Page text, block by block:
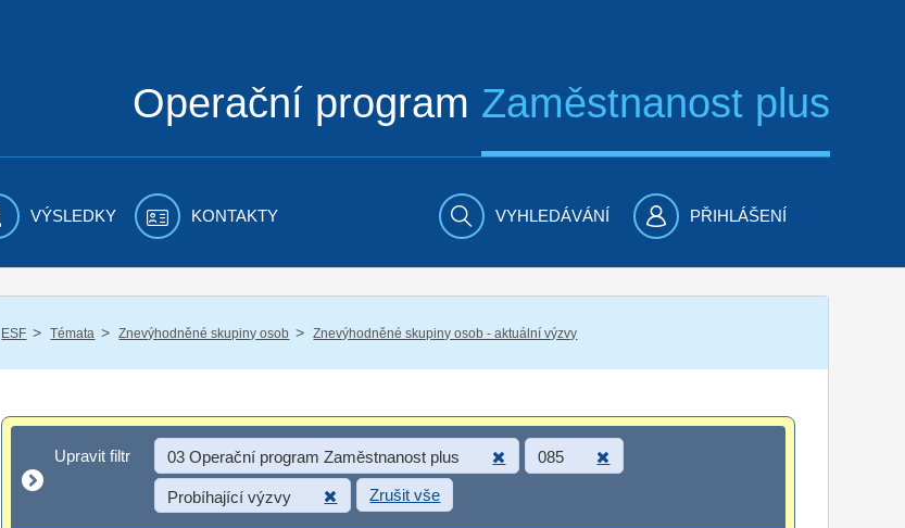
Operační program Zaměstnanost plus
VÝSLEDKY KONTAKTY VYHLEDÁVÁNÍ PŘIHLÁŠENÍ
ESF / Témata / Znevýhodněné skupiny osob / Znevýhodněné skupiny osob - aktuální výzvy
Upravit filtr
Upravit filtr 03 Operační program Zaměstnanost plus 085
Probíhající výzvy Zrušit vše